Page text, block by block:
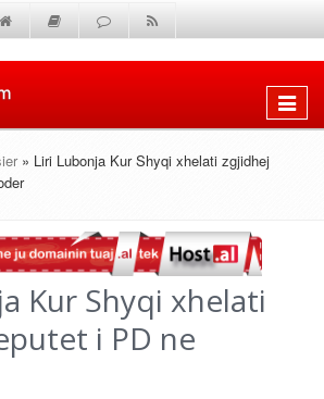
Shfaq
» Liri Lubonja Kur Shyqi xhelati zgjidhej
Kur Shyqi xhelati
i PD ne